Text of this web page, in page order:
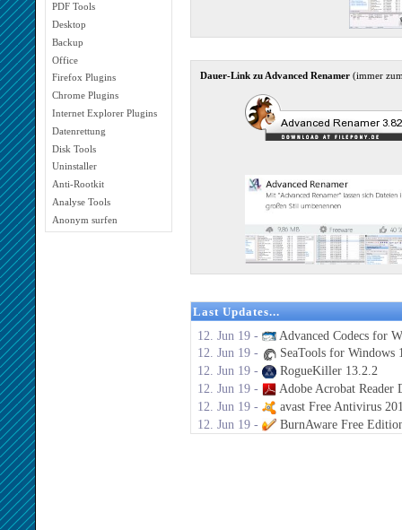
PDF Tools
Desktop
Backup
Office
Firefox Plugins
Chrome Plugins
Internet Explorer Plugins
Datenrettung
Disk Tools
Uninstaller
Anti-Rootkit
Analyse Tools
Anonym surfen
Dauer-Link zu Advanced Renamer (immer
Last Updates...
12. Jun 19 -
Advanced Codecs for
12. Jun 19 -
SeaTools for Windows
12. Jun 19 -
RogueKiller 13.2.2
12. Jun 19 -
Adobe Acrobat Reader
12. Jun 19 -
avast Free Antivirus
12. Jun 19 -
BurnAware Free